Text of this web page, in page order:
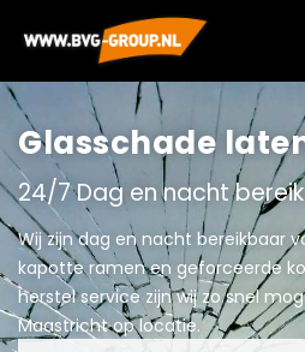
Glasschade
24/7 Dag en nacht
Wij zijn dag en nacht bereikbaar
kapotte ramen en geforceerde
herstel service zijn wij zo snel
Maastricht op locatie.